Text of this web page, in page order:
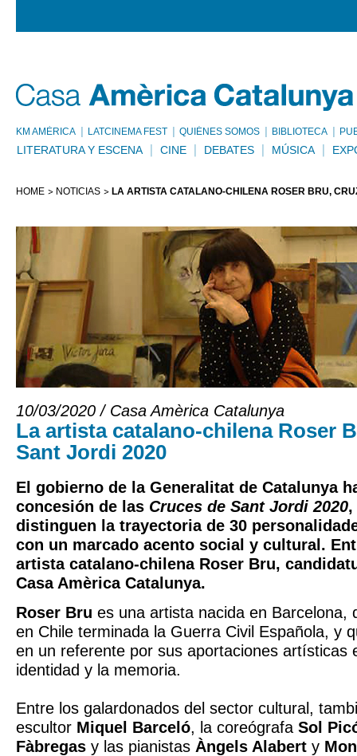
KM AMÈRICA LATCINEMA FEST QUIÉNES SOMOS BIBLIOTECA
LITERATURA Y ESCENA CINE DEBATES MÚSICA
HOME NOTICIAS LA ARTISTA CATALANO-CHILENA ROSER BRU,
10/03/2020 / Casa Amèrica Catalunya
La artista catalano-chilena Roser
Sant Jordi 2020
El gobierno de la Generalitat de Catalunya
concesión de las Cruces de Sant Jordi 2020,
distinguen la trayectoria de 30
con un marcado acento social y cultural.
artista catalano-chilena Roser Bru,
Casa Amèrica Catalunya.
Roser Bru es una artista nacida en Barcelona,
en Chile terminada la Guerra Civil Española, y
en un referente por sus aportaciones artísticas
identidad y la memoria.
Entre los galardonados del sector cultural,
escultor Miquel Barceló, la coreógrafa Sol
Fàbregas y las pianistas Àngels Alabert y